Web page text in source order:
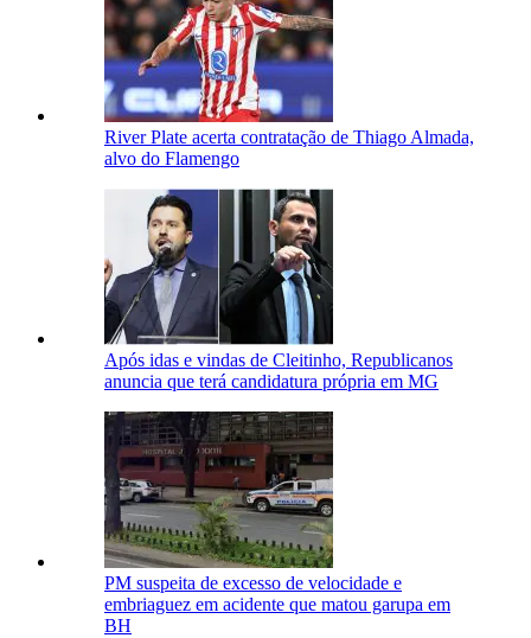
River Plate acerta contratação de Thiago Almada,
alvo do Flamengo
Após idas e vindas de Cleitinho, Republicanos
anuncia que terá candidatura própria em MG
PM suspeita de excesso de velocidade e
embriaguez em acidente que matou garupa em
BH